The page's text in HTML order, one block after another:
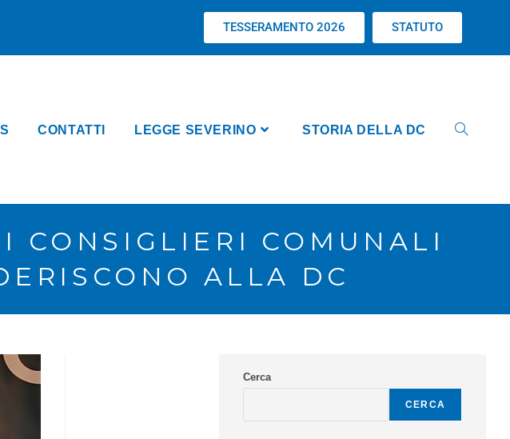
TESSERAMENTO 2026 STATUTO
CONTATTI LEGGE SEVERINO STORIA DELLA DC
CONSIGLIERI COMUNALI
ALLA DC
Cerca
CERCA